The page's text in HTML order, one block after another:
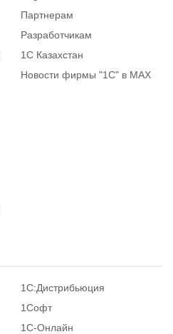
Партнерам
Разработчикам
1С Казахстан
Новости фирмы "1С" в MAX
1С:Дистрибьюция
1Софт
1С-Онлайн